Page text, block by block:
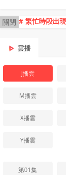
關閉 # 繁忙時段出
雲播
J播雲
M播雲
X播雲
Y播雲
第01集